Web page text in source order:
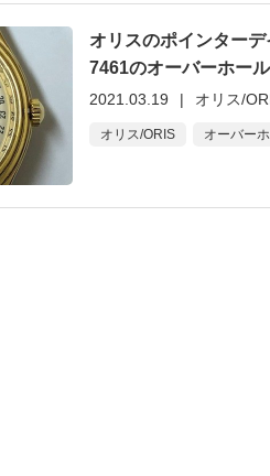
オリスのポインター
7461のオーバーホール
2021.03.19 | オリス/
オリス/ORIS オーバー